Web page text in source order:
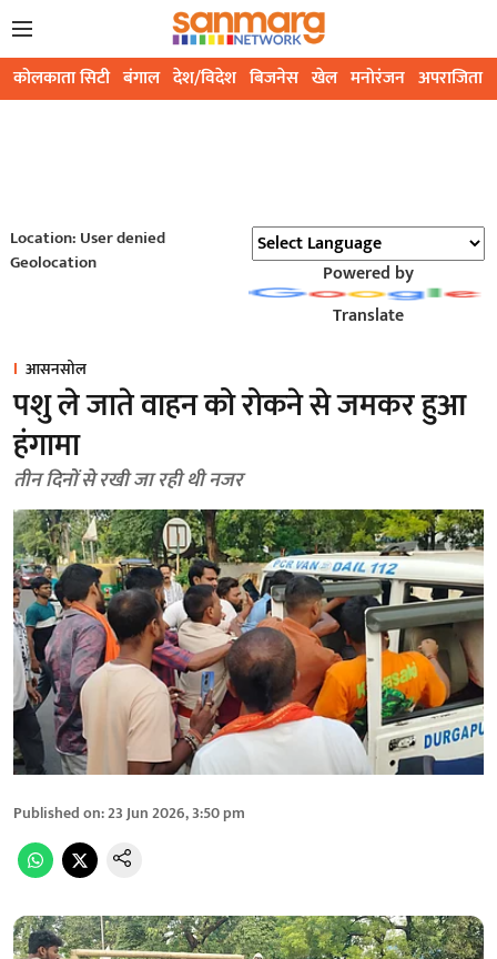
कोलकाता सिटी बंगाल देश/विदेश बिजनेस खेल मनोरंजन अपराजिता
Location: User denied
Geolocation
Powered by
Translate
आसनसोल
पशु ले जाते वाहन को रोकने से जमकर हुआ
हंगामा
तीन दिनों से रखी जा रही थी नजर
Published on:23 Jun 2026, 3:50 pm